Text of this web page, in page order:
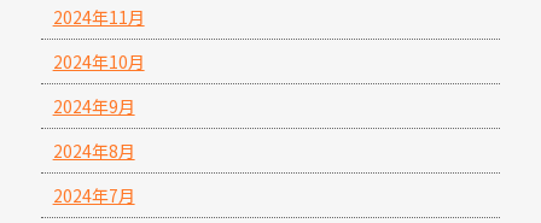
2024年11月
2024年10月
2024年9月
2024年8月
2024年7月